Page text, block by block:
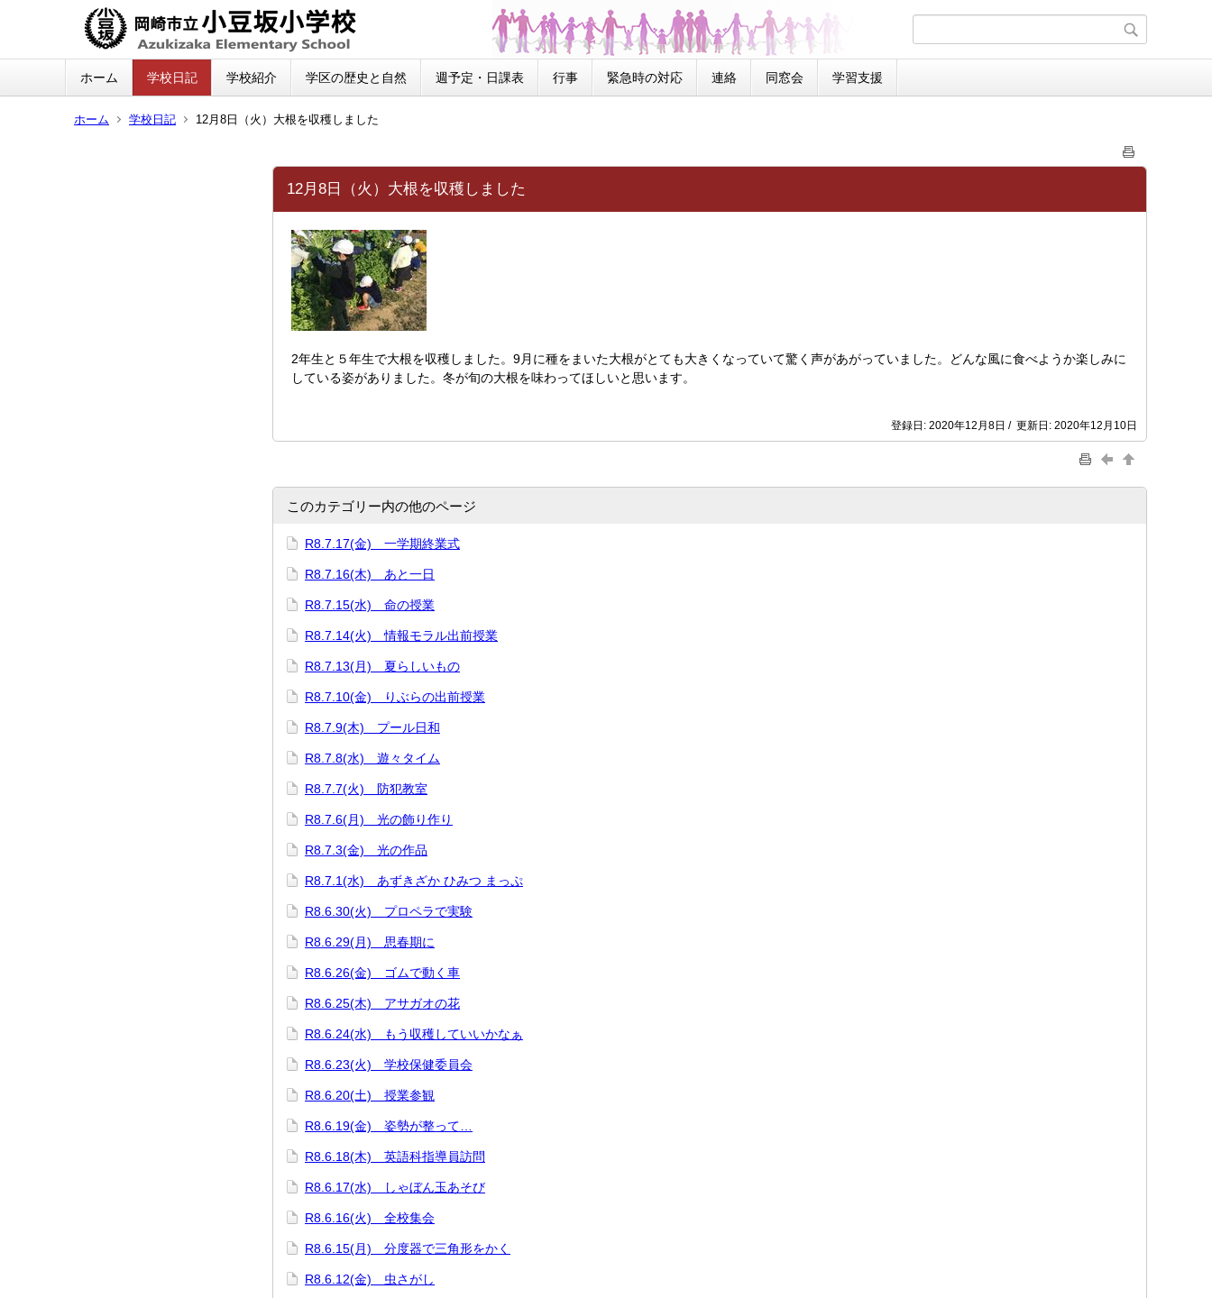
ホーム 学校日記 学校紹介 学区の歴史と自然 週予定・日課表 行事 緊急時の対応 連絡 同窓会 学習支援
ホーム 学校日記 12月8日（火）大根を収穫しました
12月8日（火）大根を収穫しました
2年生と５年生で大根を収穫しました。9月に種をまいた大根がとても大きくなっていて驚く声があがっていました。どんな風に食べようか楽しみに
している姿がありました。冬が旬の大根を味わってほしいと思います。
登録日: 2020年12月8日 / 更新日: 2020年12月10日
このカテゴリー内の他のページ
R8.7.17(金) 一学期終業式
R8.7.16(木) あと一日
R8.7.15(水) 命の授業
R8.7.14(火) 情報モラル出前授業
R8.7.13(月) 夏らしいもの
R8.7.10(金) りぶらの出前授業
R8.7.9(木) プール日和
R8.7.8(水) 遊々タイム
R8.7.7(火) 防犯教室
R8.7.6(月) 光の飾り作り
R8.7.3(金) 光の作品
R8.7.1(水) あずきざか ひみつ まっぷ
R8.6.30(火) プロペラで実験
R8.6.29(月) 思春期に
R8.6.26(金) ゴムで動く車
R8.6.25(木) アサガオの花
R8.6.24(水) もう収穫していいかなぁ
R8.6.23(火) 学校保健委員会
R8.6.20(土) 授業参観
R8.6.19(金) 姿勢が整って…
R8.6.18(木) 英語科指導員訪問
R8.6.17(水) しゃぼん玉あそび
R8.6.16(火) 全校集会
R8.6.15(月) 分度器で三角形をかく
R8.6.12(金) 虫さがし